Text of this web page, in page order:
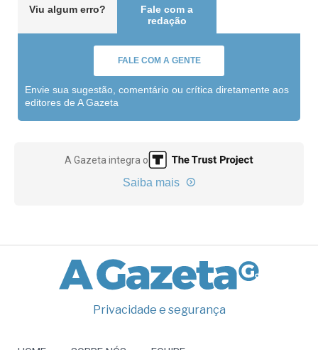
Viu algum erro?
Fale com a
redação
FALE COM A GENTE
Envie sua sugestão, comentário ou crítica diretamente aos
editores de A Gazeta
A Gazeta integra o
Saiba mais
Privacidade e segurança